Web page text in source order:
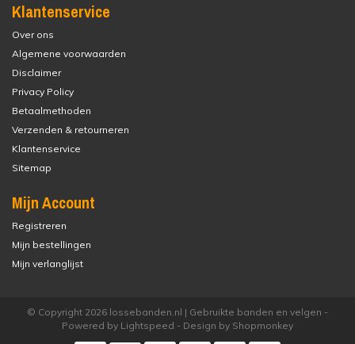
Klantenservice
Over ons
Algemene voorwaarden
Disclaimer
Privacy Policy
Betaalmethoden
Verzenden & retourneren
Klantenservice
Sitemap
Mijn Account
Registreren
Mijn bestellingen
Mijn verlanglijst
© Copyright 2026 lossebanden.nl | Gebruikte banden en velgen -
Powered by Lightspeed - Design by Shopmonkey